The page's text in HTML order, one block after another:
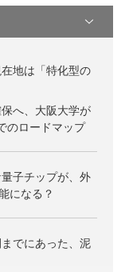
地は「特化型の
へ、大阪大学が
のロードマップ
子チップが、外
になる？
でにあった、泥